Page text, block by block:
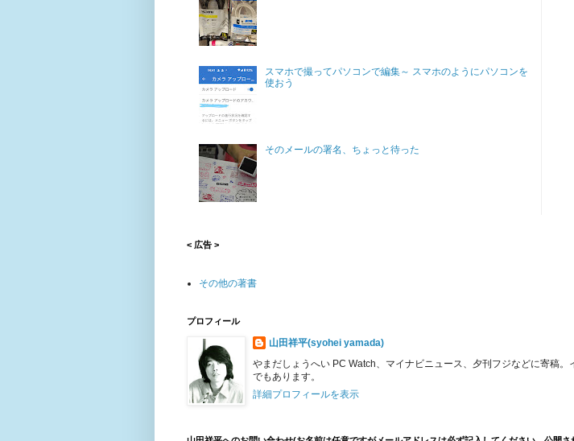
スマホで撮ってパソコンで編集～ スマホのようにパソコンを
使おう
そのメールの署名、ちょっと待った
< 広告 >
その他の著書
プロフィール
山田祥平(syohei yamada)
やまだしょうへい PC Watch、マイナビニュース、夕刊フジなどに寄稿
でもあります。
詳細プロフィールを表示